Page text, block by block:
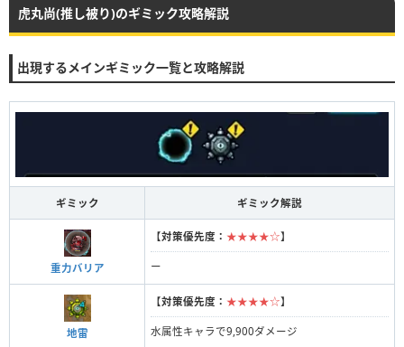
虎丸尚(推し被り)のギミック攻略解説
出現するメインギミック一覧と攻略解説
ギミック ギミック解説
重力バリア
【対策優先度： ★★★★☆】
ー
地雷
【対策優先度： ★★★★☆】
水属性キャラで9,900ダメージ